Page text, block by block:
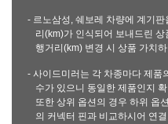
- 르노삼성, 쉐보레 차량에 계기
리(km)가 인식되어 보내드린
행거리(km) 변경 시 상품 가치
- 사이드미러는 각 차종마다 제품
수가 있으니 동일한 제품인지
또한 상위 옵션의 경우 하위 옵
의 커넥터 핀과 비교하시어 연